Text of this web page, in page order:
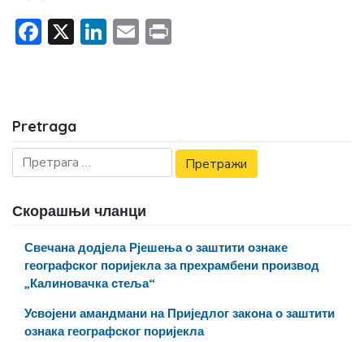
Facebook
X LinkedIn
Email
Pretraga
Скорашњи чланци
Свечана додјела Рјешења о заштити ознаке
географског поријекла за прехрамбени производ
„Калиновачка стеља“
Усвојени амандмани на Приједлог закона о заштити
ознака географског поријекла